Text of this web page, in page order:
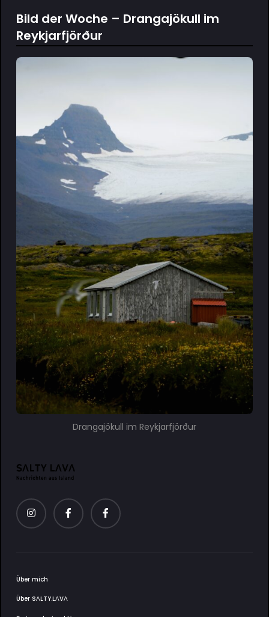
Bild der Woche – Drangajökull im
Reykjarfjörður
Drangajökull im Reykjarfjörður
Über mich
Über SΛLTY.LΛVΛ